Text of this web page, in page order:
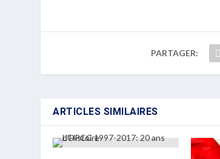
PARTAGER:
ARTICLES SIMILAIRES